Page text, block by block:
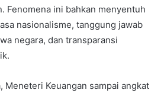
Fenomena ini bahkan menyentuh
nasionalisme, tanggung jawab
negara, dan transparansi
Meneteri Keuangan sampai angkat